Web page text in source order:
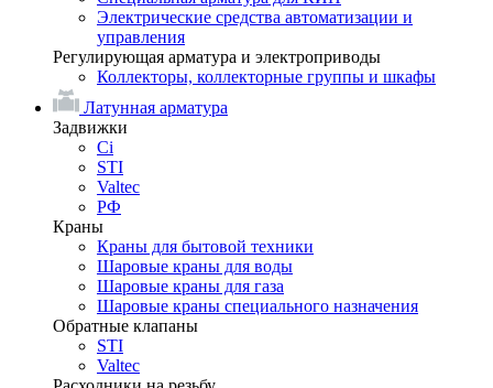
Электрические средства автоматизации и
управления
Регулирующая арматура и электроприводы
Коллекторы, коллекторные группы и шкафы
Латунная арматура
Задвижки
Ci
STI
Valtec
РФ
Краны
Краны для бытовой техники
Шаровые краны для воды
Шаровые краны для газа
Шаровые краны специального назначения
Обратные клапаны
STI
Valtec